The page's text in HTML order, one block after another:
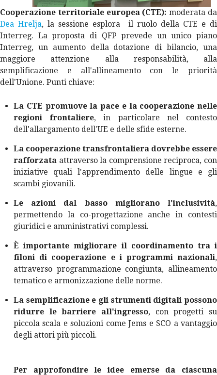
Cooperazione territoriale europea (CTE): moderata da
Dea Hrelja, la sessione esplora il ruolo della CTE e di
Interreg. La proposta di QFP prevede un unico piano
Interreg, un aumento della dotazione di bilancio, una
maggiore attenzione alla responsabilità, alla
semplificazione e all'allineamento con le priorità
dell'Unione. Punti chiave:
La CTE promuove la pace e la cooperazione nelle
regioni frontaliere, in particolare nel contesto
dell'allargamento dell'UE e delle sfide esterne.
La cooperazione transfrontaliera dovrebbe essere
rafforzata attraverso la comprensione reciproca, con
iniziative quali l'apprendimento delle lingue e gli
scambi giovanili.
Le azioni dal basso migliorano l'inclusività,
permettendo la co-progettazione anche in contesti
giuridici e amministrativi complessi.
È importante migliorare il coordinamento tra i
filoni di cooperazione e i programmi nazionali,
attraverso programmazione congiunta, allineamento
tematico e armonizzazione delle norme.
La semplificazione e gli strumenti digitali possono
ridurre le barriere all'ingresso, con progetti su
piccola scala e soluzioni come Jems e SCO a vantaggio
degli attori più piccoli.
Per approfondire le idee emerse da ciascuna